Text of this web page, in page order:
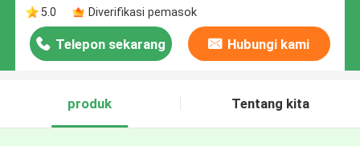
5.0
Diverifikasi pemasok
Telepon sekarang Hubungi kami
produk Tentang kita